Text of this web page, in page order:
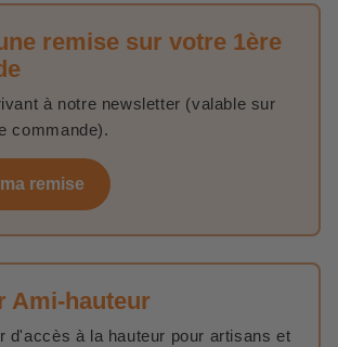
remise sur votre 1ère
à notre newsletter (valable sur
commande).
remise
Ami-hauteur
d'accès à la hauteur pour artisans et